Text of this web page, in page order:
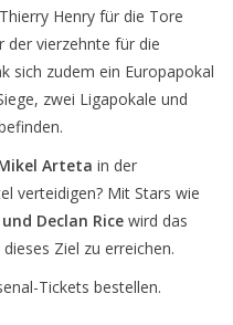
Henry für die Tore
vierzehnte für die
sich zudem ein Europapokal
zwei Ligapokale und
Arteta in der
verteidigen? Mit Stars wie
Declan Rice wird das
Ziel zu erreichen.
Tickets bestellen.